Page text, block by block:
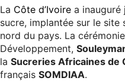
La Côte d’Ivoire a inauguré
sucre, implantée sur le site
nord du pays. La
Développement,
la Sucreries Africaines de
français SOMDIAA.